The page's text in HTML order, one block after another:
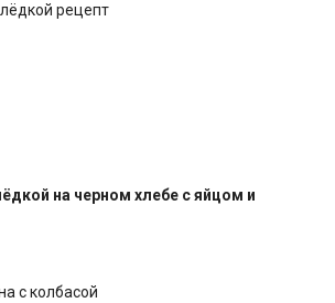
на черном хлебе с яйцом и